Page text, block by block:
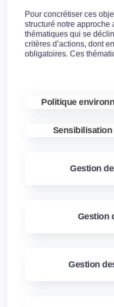
Pour concrétiser ces
structuré notre approche
thématiques qui se
critères d’actions, dont
obligatoires. Ces
Politique
Gestion
Gestion
Gestion